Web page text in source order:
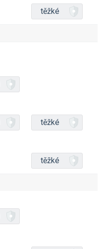
těžké
těžké
těžké